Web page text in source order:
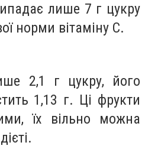
лише 7 г цукру
норми вітаміну С.
2,1 г цукру, його
1,13 г. Ці фрукти
їх вільно можна